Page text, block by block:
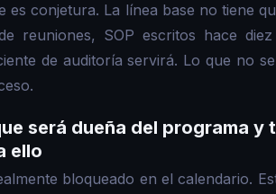
es conjetura. La línea base no tiene
reuniones, SOP escritos hace
de auditoría servirá. Lo que no
será dueña del programa y
ello
bloqueado en el calendario.